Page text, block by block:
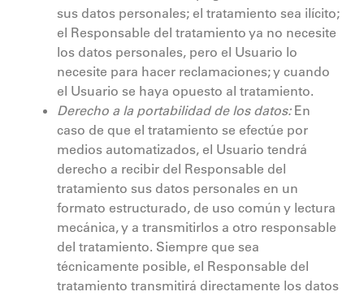
sus datos personales; el tratamiento sea ilícito;
el Responsable del tratamiento ya no necesite
los datos personales, pero el Usuario lo
necesite para hacer reclamaciones; y cuando
el Usuario se haya opuesto al tratamiento.
Derecho a la portabilidad de los datos:En
caso de que el tratamiento se efectúe por
medios automatizados, el Usuario tendrá
derecho a recibir del Responsable del
tratamiento sus datos personales en un
formato estructurado, de uso común y lectura
mecánica, y a transmitirlos a otro responsable
del tratamiento. Siempre que sea
técnicamente posible, el Responsable del
tratamiento transmitirá directamente los datos